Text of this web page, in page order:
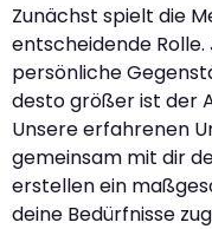
Zunächst spielt die
entscheidende
persönliche
desto größer ist der
Unsere erfahrenen
gemeinsam mit dir
erstellen ein
deine Bedürfnisse